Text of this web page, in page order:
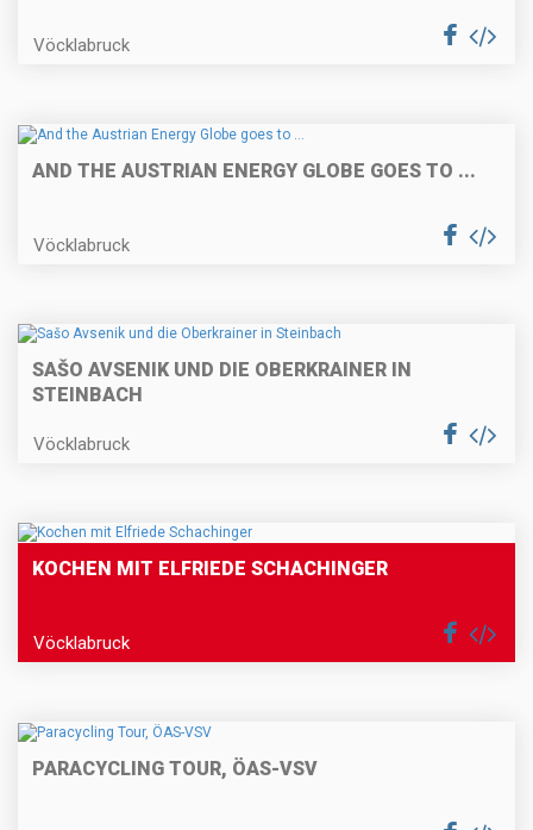
Vöcklabruck
AND THE AUSTRIAN ENERGY GLOBE GOES TO ...
Vöcklabruck
SAŠO AVSENIK UND DIE OBERKRAINER IN
STEINBACH
Vöcklabruck
KOCHEN MIT ELFRIEDE SCHACHINGER
Vöcklabruck
PARACYCLING TOUR, ÖAS-VSV